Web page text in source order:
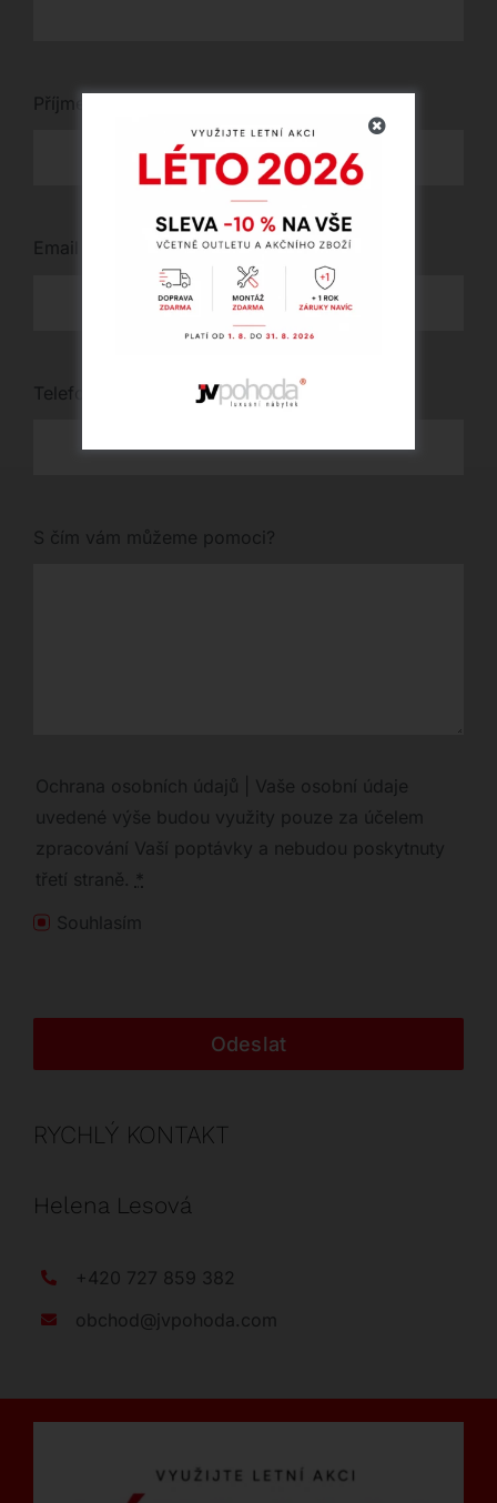
Příjmení
Email
Telefon
S čím vám můžeme pomoci?
Ochrana osobních údajů | Vaše osobní údaje
uvedené výše budou využity pouze za účelem
zpracování Vaší poptávky a nebudou poskytnuty
třetí straně. *
Souhlasím
Odeslat
RYCHLÝ KONTAKT
Helena Lesová
+420 727 859 382
obchod@jvpohoda.com